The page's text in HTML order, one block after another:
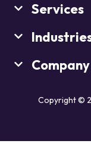
Services
Company
Copyright ©